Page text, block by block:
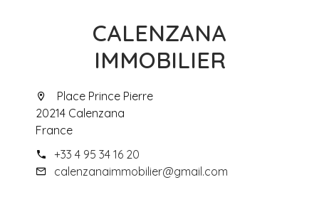
CALENZANA
IMMOBILIER
Place Prince Pierre
20214 Calenzana
France
+33 4 95 34 16 20
calenzanaimmobilier@gmail.com